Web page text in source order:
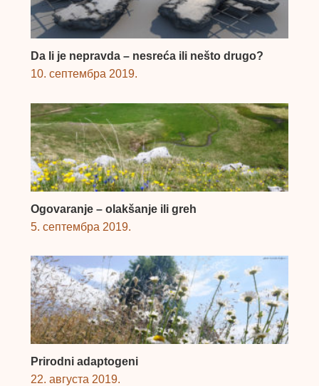
Da li je nepravda – nesreća ili nešto drugo?
10. септембра 2019.
Ogovaranje – olakšanje ili greh
5. септембра 2019.
Prirodni adaptogeni
22. августа 2019.